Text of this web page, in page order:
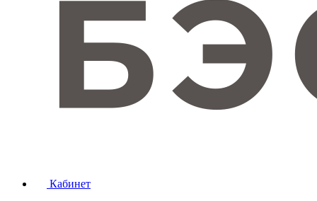
Кабинет